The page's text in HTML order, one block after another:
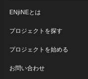
ENjiNEとは
プロジェクトを探す
プロジェクトを始める
お問い合わせ